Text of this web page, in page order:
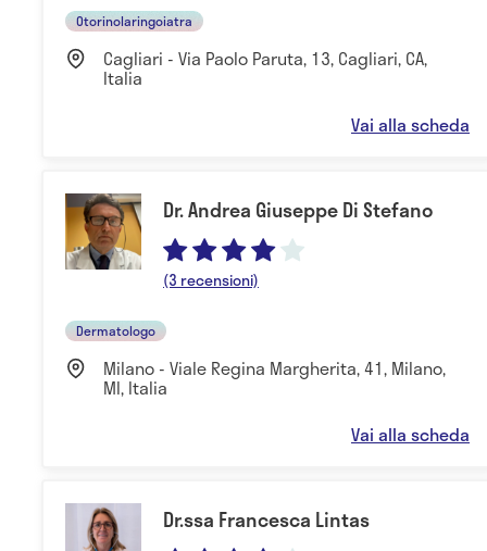
Otorinolaringoiatra
Cagliari - Via Paolo Paruta, 13, Cagliari, CA,
Italia
Vai alla scheda
Dr. Andrea Giuseppe Di Stefano
(3 recensioni)
Dermatologo
Milano - Viale Regina Margherita, 41, Milano,
MI, Italia
Vai alla scheda
Dr.ssa Francesca Lintas